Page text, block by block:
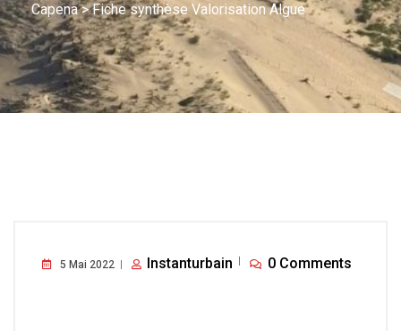
Capena> Fiche synthèse Valorisation Algue
5 Mai 2022 Instanturbain 0 Comments